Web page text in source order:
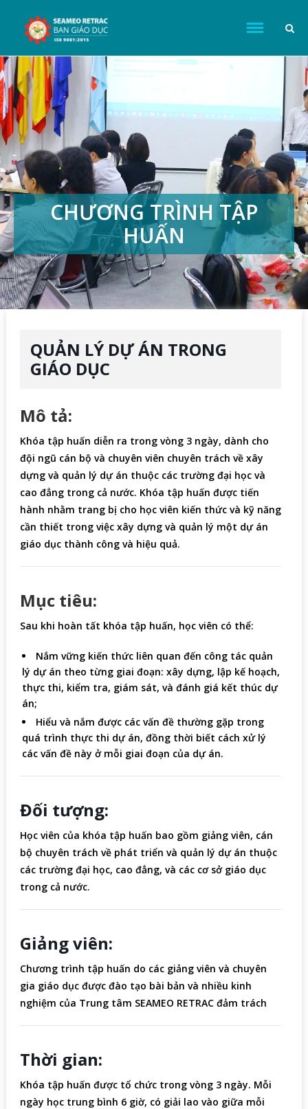
CHƯƠNG TRÌNH TẬP
HUẤN
QUẢN LÝ DỰ ÁN TRONG
GIÁO DỤC
Mô tả:
Khóa tập huấn diễn ra trong vòng 3 ngày, dành cho
đội ngũ cán bộ và chuyên viên chuyên trách về xây
dựng và quản lý dự án thuộc các trường đại học và
cao đẳng trong cả nước. Khóa tập huấn được tiến
hành nhằm trang bị cho học viên kiến thức và kỹ năng
cần thiết trong việc xây dựng và quản lý một dự án
giáo dục thành công và hiệu quả.
Mục tiêu:
Sau khi hoàn tất khóa tập huấn, học viên có thể:
Nắm vững kiến thức liên quan đến công tác quản
lý dự án theo từng giai đoạn: xây dựng, lập kế hoạch,
thực thi, kiểm tra, giám sát, và đánh giá kết thúc dự
án;
Hiểu và nắm được các vấn đề thường gặp trong
quá trình thực thi dự án, đồng thời biết cách xử lý
các vấn đề này ở mỗi giai đoạn của dự án.
Đối tượng:
Học viên của khóa tập huấn bao gồm giảng viên, cán
bộ chuyên trách về phát triển và quản lý dự án thuộc
các trường đại học, cao đẳng, và các cơ sở giáo dục
trong cả nước.
Giảng viên:
Chương trình tập huấn do các giảng viên và chuyên
gia giáo dục được đào tạo bài bản và nhiều kinh
nghiệm của Trung tâm SEAMEO RETRAC đảm trách
Thời gian:
Khóa tập huấn được tổ chức trong vòng 3 ngày. Mỗi
ngày học trung bình 6 giờ, có giải lao vào giữa mỗi